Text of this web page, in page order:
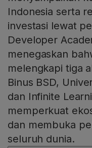
Indonesia serta
investasi lewat
Developer
menegaskan
melengkapi tiga
Binus BSD,
dan Infinite
memperkuat
dan membuka
seluruh dunia.